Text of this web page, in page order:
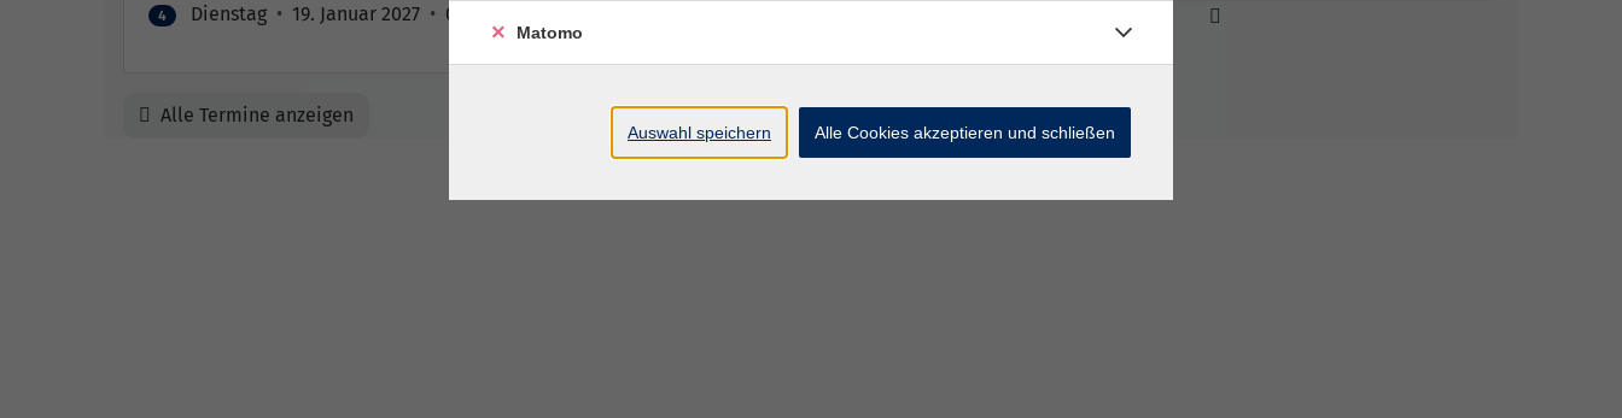
4 Dienstag • 19. Januar 2027 • 08:30 – 12:30 Uhr
Alle Termine anzeigen
Matomo
Auswahl speichern Alle Cookies akzeptieren und schließen